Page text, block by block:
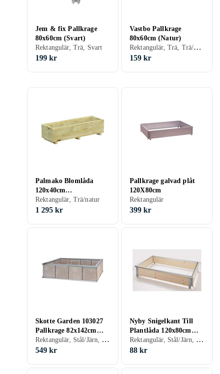
Jem & fix Pallkrage
80x60cm (Svart)
Rektangulär, Trä, Svart
199 kr
Vastbo Pallkrage
80x60cm (Natur)
Rektangulär, Trä, Trä/natur
159 kr
Palmako Blomlåda
120x40cm
Tryckimpregnerad
Rektangulär, Trä/natur
1 295 kr
Pallkrage galvad plåt
120X80cm
Rektangulär
399 kr
Skotte Garden 103027
Pallkrage 82x142cm
(Obehandlad)
Rektangulär, Stål/Järn, Obehandlad
549 kr
Nyby Snigelkant Till
Plantlåda 120x80cm
(Silver)
Rektangulär, Stål/Järn, Trä/natur
88 kr